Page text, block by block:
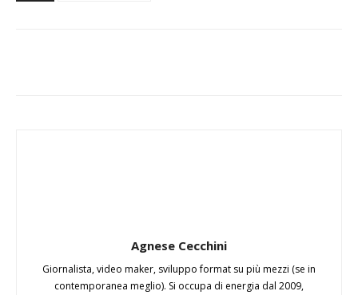
Agnese Cecchini
Giornalista, video maker, sviluppo format su più mezzi (se in
contemporanea meglio). Si occupa di energia dal 2009,